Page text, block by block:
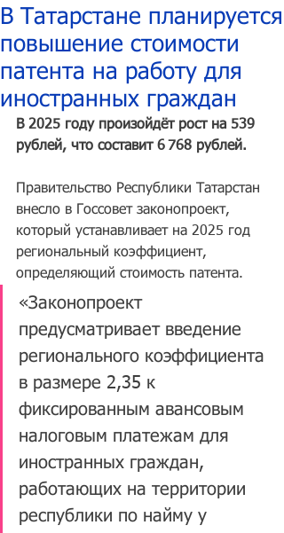
В Татарстане планируется
повышение стоимости
патента на работу для
иностранных граждан
В 2025 году произойдёт рост на 539
рублей, что составит 6 768 рублей.
Правительство Республики Татарстан
внесло в Госсовет законопроект,
который устанавливает на 2025 год
региональный коэффициент,
определяющий стоимость патента.
«Законопроект
предусматривает введение
регионального коэффициента
в размере 2,35 к
фиксированным авансовым
налоговым платежам для
иностранных граждан,
работающих на территории
республики по найму у